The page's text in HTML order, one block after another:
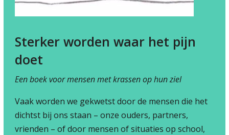
Sterker worden waar het pijn
doet
Een boek voor mensen met krassen op hun ziel
Vaak worden we gekwetst door de mensen die het
dichtst bij ons staan – onze ouders, partners,
vrienden – of door mensen of situaties op school,